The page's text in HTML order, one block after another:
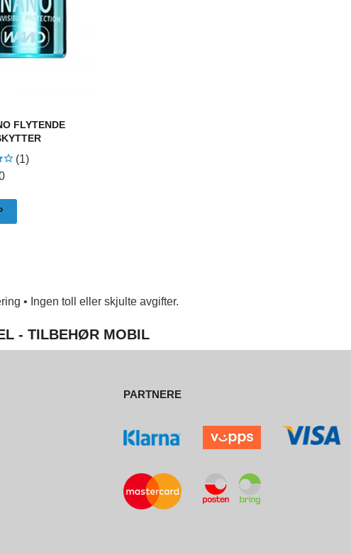
FLYTENDE
(1)
• Ingen toll eller skjulte avgifter.
- TILBEHØR MOBIL
PARTNERE